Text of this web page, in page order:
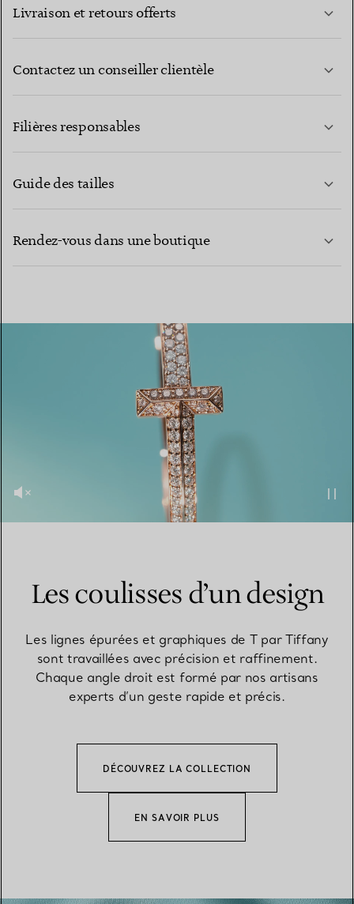
Livraison et retours offerts
Contactez un conseiller clientèle
Filières responsables
Guide des tailles
Rendez-vous dans une boutique
TROUVEZ LA BOUTIQUE LA PLUS PROCHE
Les coulisses d’un design
Les lignes épurées et graphiques de T par Tiffany
sont travaillées avec précision et raffinement.
Chaque angle droit est formé par nos artisans
experts d’un geste rapide et précis.
DÉCOUVREZ LA COLLECTION
EN SAVOIR PLUS